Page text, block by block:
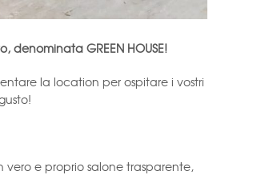
denominata GREEN HOUSE!
la location per ospitare i vostri
e proprio salone trasparente,